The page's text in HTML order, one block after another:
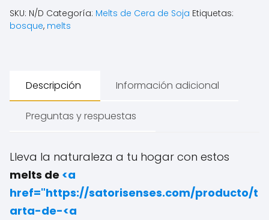
SKU: N/D Categoría: Melts de Cera de Soja Etiquetas:
bosque, melts
Descripción Información adicional
Preguntas y respuestas
Lleva la naturaleza a tu hogar con estos
melts de <a
href="https://satorisenses.com/producto/t
arta-de-<a